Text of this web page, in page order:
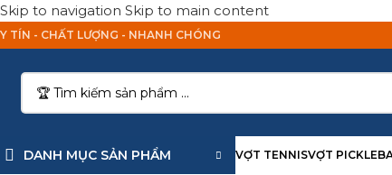
Skip to navigation Skip to main content
TÍN - CHẤT LƯỢNG - NHANH CHÓNG
DANH MỤC SẢN PHẨM VỢT TENNISVỢT